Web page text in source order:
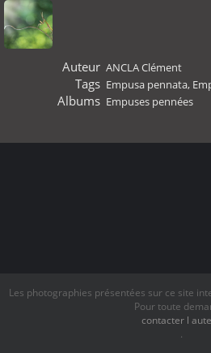
Auteur ANCLA Clément
Tags Empusa pennata,
Albums Empuses pennées
Les photographies présentées sur ce site
Pour toute
contacter l
.